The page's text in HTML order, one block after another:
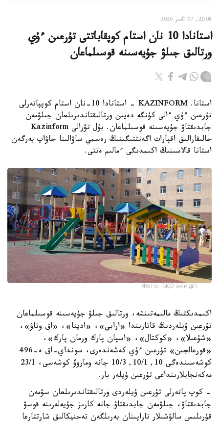
22:08, 07 تامىز 2026
استانادا 10 نان استام كوپقاباتتى تۇرعىن ءۇي
ورتالىق جىلۋ جۇيەسىنە قوسىلماعان
استانا. KAZINFORM - استانادا 10-نان استام كوپپاتەرلى
تۇرعىن ءۇي ءالى كۇنگە دەيىن ورتالىقتاندىرىلعان جىلۋمەن
جابدىقتاۋ جۇيەسىنە قوسىلماعان. بۇل تۋرالى Kazinform
حالىقارالىق اقپارات اگەنتتىگىنىڭ رەسمي ساۋالىنا جاۋاپ بەرگەن
استانا قالاسىنىڭ اكىمدىگى ءمالىم ەتتى.
Фото: БҚО әкімдігі
اكىمدىكتىڭ مالىمەتىنشە، ورتالىق جىلۋ جۇيەسىنە قوسىلماعان
تۇرعىن ۇيلەردىڭ قاتارىندا «ارابي»، «ادينا»، «اق وتاۋ»،
«شۇعىلا»، «كوكتال»، «اسپان پارك ورمان پارك»،
«قورعالجىن» تۇرعىن ءۇي كەشەندەرى، سونداي-اق ە-496
كوشەسىندەگى 10, 10/1, 10/3 جانە وماروۆ كوشەسى، 23/1
مەكەنجايلارىنداعى تۇرعىن ۇيلەر بار.
- كوپ پاتەرلى تۇرعىن ۇيلەردى ورتالىقتاندىرىلعان سۋمەن
جابدىقتاۋ، جىلۋمەن جابدىقتاۋ جانە كارىز جۇيەلەرىنە قوسۋ
قۇرىلىس سالۋشىلار تاراپىنان بەرىلگەن تەحنيكالىق شارتتارعا